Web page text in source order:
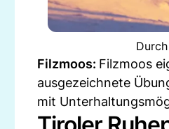
Filzmoos: Filzmoos
ausgezeichnete
mit